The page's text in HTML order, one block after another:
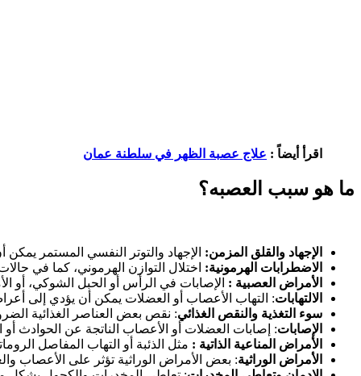
اقرأ أيضاً : علاج عصبة الظهر في سلطنة عمان
ما هو سبب العصبه؟
الإجهاد والقلق المزمن: الإجهاد والتوتر النفسي المستمر
الاضطرابات الهرمونية: اختلال التوازن الهرموني، كما في
الأمراض العصبية : الإصابات في الرأس أو الحبل الشوكي،
الالتهابات: التهاب الأعصاب أو العضلات يمكن أن يؤدي إلى
سوء التغذية والنقص الغذائي: نقص بعض العناصر الغذائية
الإصابات: إصابات العضلات أو الأعصاب الناتجة عن الحوادث
الأمراض المناعية الذاتية : مثل الذئبة أو التهاب المفاصل
الأمراض الوراثية: بعض الأمراض الوراثية تؤثر على الأعصاب